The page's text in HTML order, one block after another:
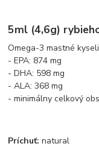
5ml (4,6g)
Omega-3 mastné
- EPA: 874 mg
- DHA: 598 mg
- ALA: 368 mg
- minimálny celkový
Príchuť:natural